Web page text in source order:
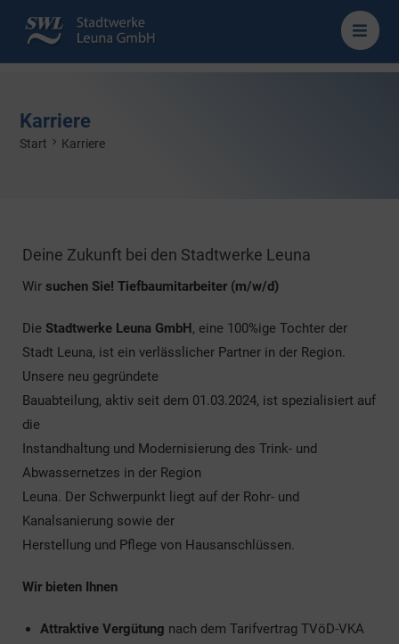
Karriere
Start > Karriere
Deine Zukunft bei den Stadtwerke Leuna
Wir suchen Sie! Tiefbaumitarbeiter (m/w/d)
Die Stadtwerke Leuna GmbH, eine 100%ige Tochter der
Stadt Leuna, ist ein verlässlicher Partner in der Region.
Unsere neu gegründete
Bauabteilung, aktiv seit dem 01.03.2024, ist spezialisiert auf
die
Instandhaltung und Modernisierung des Trink- und
Abwassernetzes in der Region
Leuna. Der Schwerpunkt liegt auf der Rohr- und
Kanalsanierung sowie der
Herstellung und Pflege von Hausanschlüssen.
Wir bieten Ihnen
Attraktive Vergütung nach dem Tarifvertrag TVöD-VKA